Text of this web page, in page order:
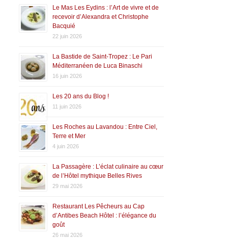
Le Mas Les Eydins : l’Art de vivre et de
recevoir d’Alexandra et Christophe
Bacquié
22 juin 2026
La Bastide de Saint-Tropez : Le Pari
Méditerranéen de Luca Binaschi
16 juin 2026
Les 20 ans du Blog !
11 juin 2026
Les Roches au Lavandou : Entre Ciel,
Terre et Mer
4 juin 2026
La Passagère : L’éclat culinaire au cœur
de l’Hôtel mythique Belles Rives
29 mai 2026
Restaurant Les Pêcheurs au Cap
d’Antibes Beach Hôtel : l’élégance du
goût
26 mai 2026